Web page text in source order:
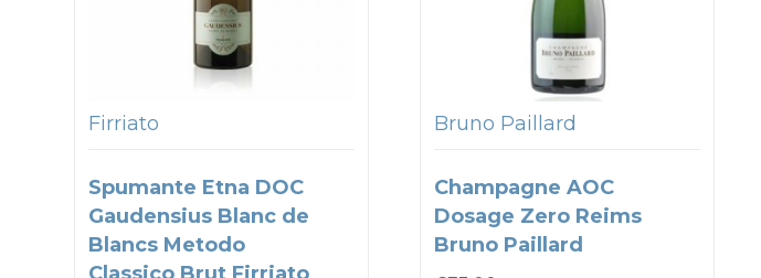
Firriato
Spumante Etna DOC
Gaudensius Blanc de
Blancs Metodo
Bruno Paillard
Champagne AOC
Dosage Zero Reims
Bruno Paillard